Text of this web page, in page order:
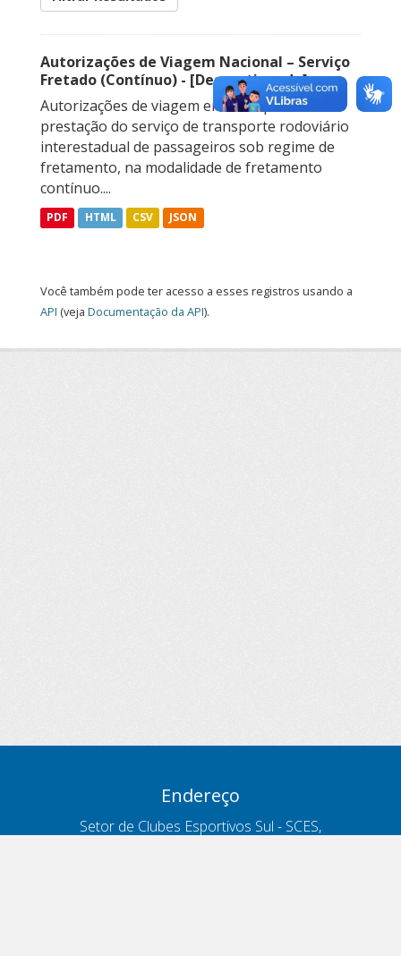
Autorizações de Viagem Nacional – Serviço
Fretado (Contínuo) - [Descontinuado]
Autorizações de viagem emitidas para a
prestação do serviço de transporte rodoviário
interestadual de passageiros sob regime de
fretamento, na modalidade de fretamento
contínuo....
PDF HTML CSV JSON
Você também pode ter acesso a esses registros usando a
API (veja Documentação da API).
Endereço
Setor de Clubes Esportivos Sul - SCES,